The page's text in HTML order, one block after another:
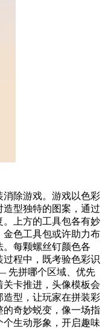
消除游戏。游戏以色彩
型独特的图案，通过
上方的工具包各有妙
金色工具包或许助力布
。每颗螺丝钉颜色各
程中，既考验色彩识
先拼哪个区域、优先
卡推进，头像模板会
型，让玩家在拼装彩
奇妙蜕变，像一场指
生动形象，开启趣味